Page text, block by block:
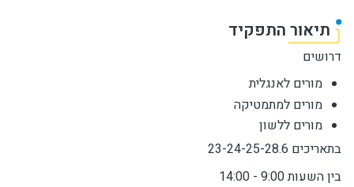
תיאור התפקיד
דרושים
מורים לאנגלית
מורים למתמטיקה
מורים ללשון
בתאריכים 23-24-25-28.6
בין השעות 9:00 - 14:00